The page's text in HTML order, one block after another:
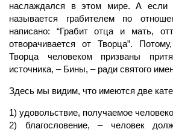
наслаждался в этом мире. А если
называется грабителем по
написано: “Грабит отца и мать,
отворачивается от Творца”.
Творца человеком призваны
источника, – Бины, – ради святого
Здесь мы видим, что имеются две
1) удовольствие, получаемое
2) благословение, –человек